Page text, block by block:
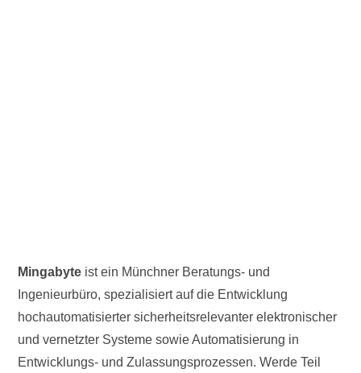
Mingabyte ist ein Münchner Beratungs- und
Ingenieurbüro, spezialisiert auf die Entwicklung
hochautomatisierter sicherheitsrelevanter elektronischer
und vernetzter Systeme sowie Automatisierung in
Entwicklungs- und Zulassungsprozessen. Werde Teil